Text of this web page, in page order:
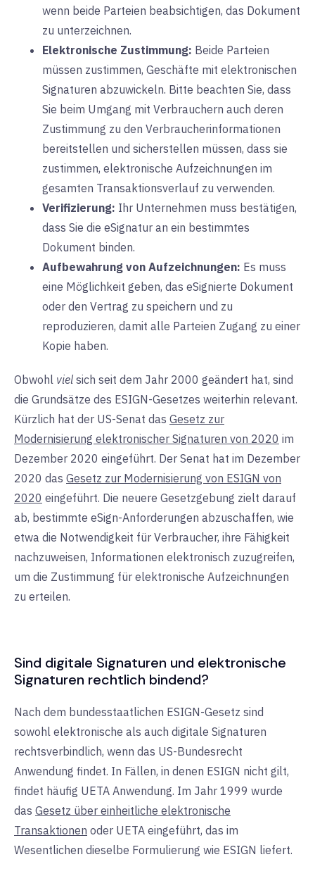
wenn beide Parteien beabsichtigen, das Dokument
zu unterzeichnen.
Elektronische Zustimmung: Beide Parteien
müssen zustimmen, Geschäfte mit elektronischen
Signaturen abzuwickeln. Bitte beachten Sie, dass
Sie beim Umgang mit Verbrauchern auch deren
Zustimmung zu den Verbraucherinformationen
bereitstellen und sicherstellen müssen, dass sie
zustimmen, elektronische Aufzeichnungen im
gesamten Transaktionsverlauf zu verwenden.
Verifizierung: Ihr Unternehmen muss bestätigen,
dass Sie die eSignatur an ein bestimmtes
Dokument binden.
Aufbewahrung von Aufzeichnungen: Es muss
eine Möglichkeit geben, das eSignierte Dokument
oder den Vertrag zu speichern und zu
reproduzieren, damit alle Parteien Zugang zu einer
Kopie haben.
Obwohl viel sich seit dem Jahr 2000 geändert hat, sind
die Grundsätze des ESIGN-Gesetzes weiterhin relevant.
Kürzlich hat der US-Senat das Gesetz zur
Modernisierung elektronischer Signaturen von 2020 im
Dezember 2020 eingeführt. Der Senat hat im Dezember
2020 das Gesetz zur Modernisierung von ESIGN von
2020 eingeführt. Die neuere Gesetzgebung zielt darauf
ab, bestimmte eSign-Anforderungen abzuschaffen, wie
etwa die Notwendigkeit für Verbraucher, ihre Fähigkeit
nachzuweisen, Informationen elektronisch zuzugreifen,
um die Zustimmung für elektronische Aufzeichnungen
zu erteilen.
Sind digitale Signaturen und elektronische
Signaturen rechtlich bindend?
Nach dem bundesstaatlichen ESIGN-Gesetz sind
sowohl elektronische als auch digitale Signaturen
rechtsverbindlich, wenn das US-Bundesrecht
Anwendung findet. In Fällen, in denen ESIGN nicht gilt,
findet häufig UETA Anwendung. Im Jahr 1999 wurde
das Gesetz über einheitliche elektronische
Transaktionen oder UETA eingeführt, das im
Wesentlichen dieselbe Formulierung wie ESIGN liefert.